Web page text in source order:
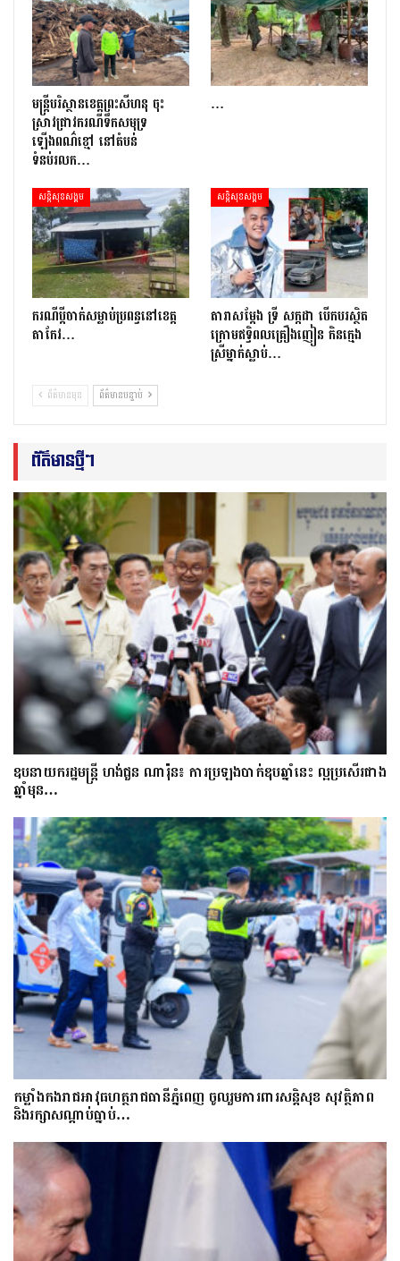
មន្រ្តីបរិស្ថានខេត្តព្រះសីហនុ ចុះ
ស្រាវជ្រាវករណីទឹកសមុទ្រ
ឡើងពណ៌ខ្មៅ នៅតំបន់
ទំនប់រលក…
…
សន្តិសុខសង្គម
ករណីប្ដីចាក់សម្លាប់ប្រពន្ធនៅខេត្ត
តាកែវ…
សន្តិសុខសង្គម
តារាសម្ដែង ទ្រី សក្កដា បើកបរស្ថិត
ក្រោមឥទ្ធិពលគ្រឿងញៀន កិនក្មេង
ស្រីម្នាក់ស្លាប់…
ព័ត៌មានមុន ព័ត៌មានបន្ទាប់
ព័ត៌មានថ្មីៗ
ឧបនាយករដ្ឋមន្ត្រី ហង់ជួន ណារ៉ុន៖ ការប្រឡងបាក់ឌុបឆ្នាំនេះ ល្អប្រសើរជាង
ឆ្នាំមុន…
កម្លាំងកងរាជអាវុធហត្ថរាជធានីភ្នំពេញ ចូលរួមការពារសន្តិសុខ សុវត្ថិភាព
និងរក្សាសណ្តាប់ធ្នាប់…